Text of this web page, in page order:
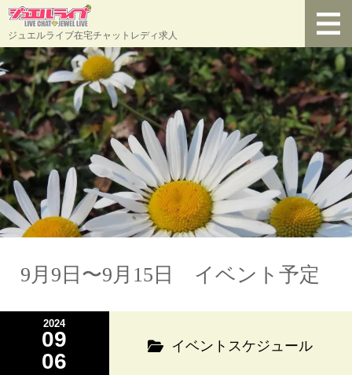
ジュエルライブ在宅チャットレディ求人
9月9日〜9月15日 イベント予定
2024
09
06
イベントスケジュール